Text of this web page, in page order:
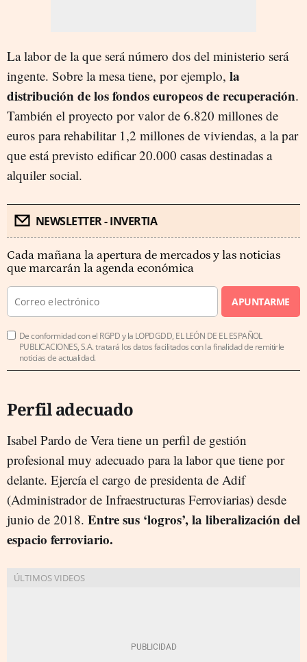
La labor de la que será número dos del ministerio será
ingente. Sobre la mesa tiene, por ejemplo, la
distribución de los fondos europeos de recuperación.
También el proyecto por valor de 6.820 millones de
euros para rehabilitar 1,2 millones de viviendas, a la par
que está previsto edificar 20.000 casas destinadas a
alquiler social.
NEWSLETTER - INVERTIA
Cada mañana la apertura de mercados y las noticias
que marcarán la agenda económica
APUNTARME
De conformidad con el RGPD y la LOPDGDD, EL LEÓN DE EL ESPAÑOL
PUBLICACIONES, S.A. tratará los datos facilitados con la finalidad de remitirle
noticias de actualidad.
Perfil adecuado
Isabel Pardo de Vera tiene un perfil de gestión
profesional muy adecuado para la labor que tiene por
delante. Ejercía el cargo de presidenta de Adif
(Administrador de Infraestructuras Ferroviarias) desde
junio de 2018. Entre sus ‘logros’, la liberalización del
espacio ferroviario.